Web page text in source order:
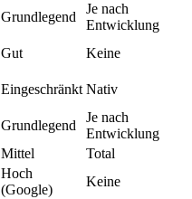
Grundlegend
Je nach
Entwicklung
Gut
Keine
Eingeschränkt Nativ
Grundlegend
Je nach
Entwicklung
Mittel
Total
Hoch
(Google)
Keine